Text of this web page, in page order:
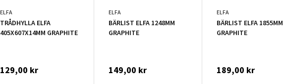
ELFA
TRÅDHYLLA ELFA
405X607X14MM GRAPHITE
129,00 kr
ELFA
BÄRLIST ELFA 1248MM
GRAPHITE
149,00 kr
ELFA
BÄRLIST ELFA 1855MM
GRAPHITE
189,00 kr